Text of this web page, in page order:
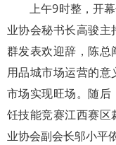
上午9时整，开幕
业协会秘书长高骏
群发表欢迎辞，陈
用品城市场运营的
市场实现旺场。随
饪技能竞赛江西赛
业协会副会长邬小平